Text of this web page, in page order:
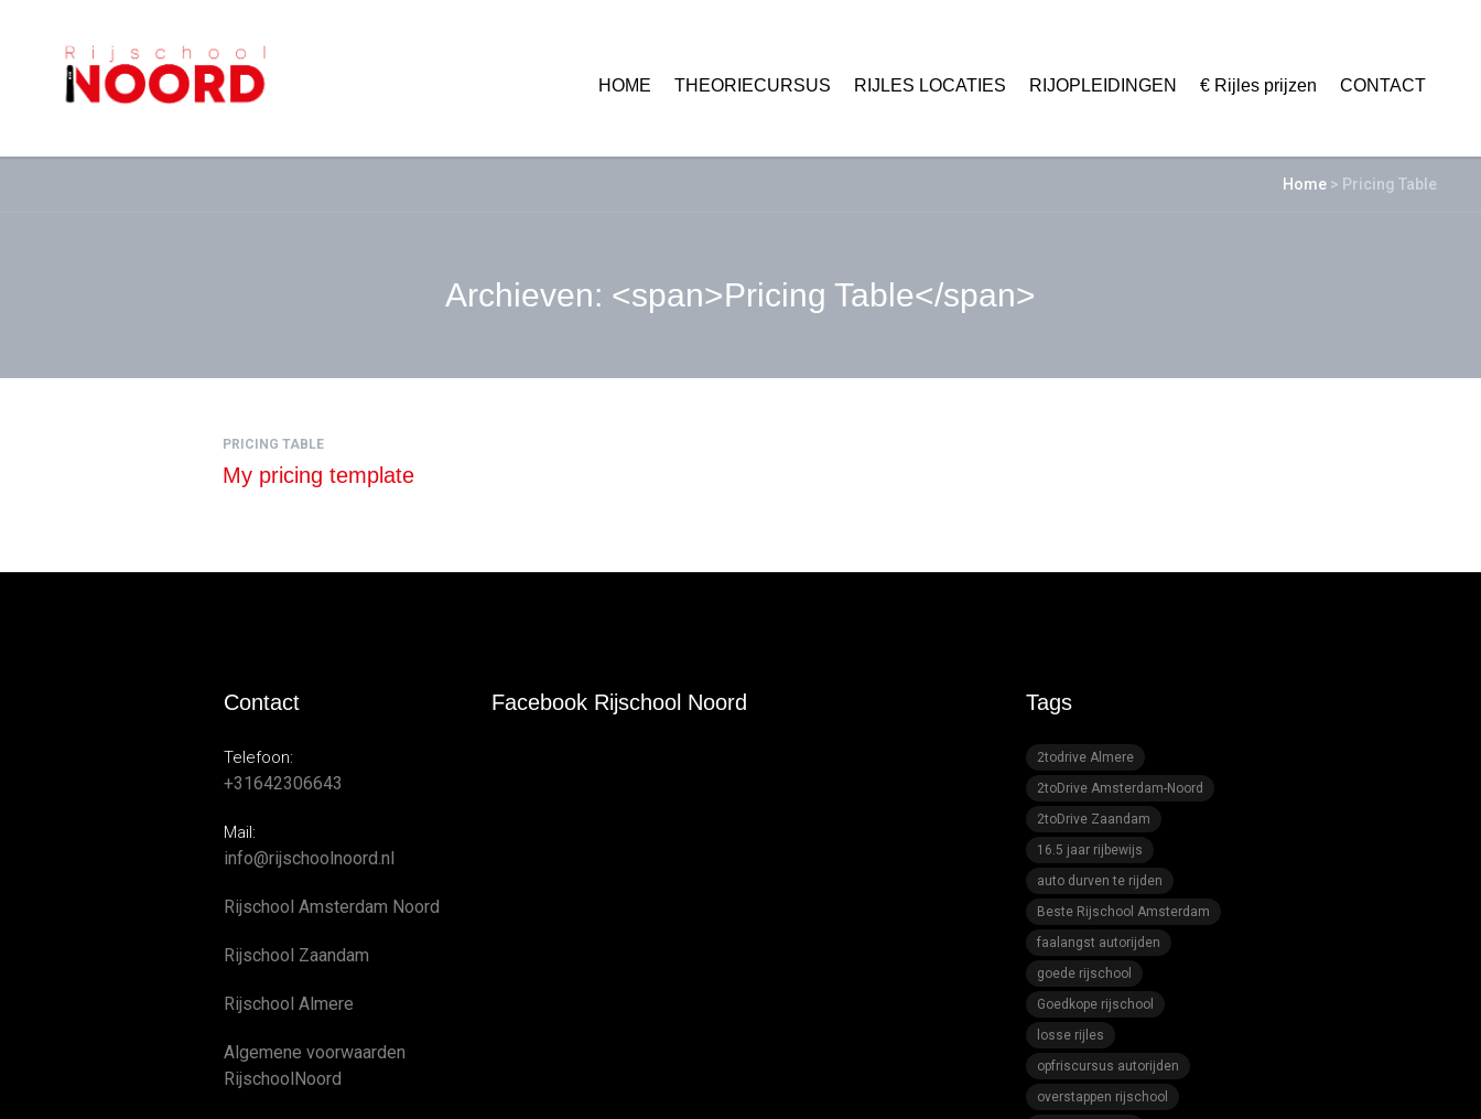
HOME THEORIECURSUS RIJLES LOCATIES RIJOPLEIDINGEN € Rijles prijzen CONTACT
Home > Pricing Table
Archieven: <span>Pricing Table</span>
PRICING TABLE
My pricing template
Contact
Telefoon:
+31642306643
Mail:
info@rijschoolnoord.nl
Rijschool Amsterdam Noord
Rijschool Zaandam
Rijschool Almere
Algemene voorwaarden
RijschoolNoord
Facebook Rijschool Noord Tags
2todrive Almere
2toDrive Amsterdam-Noord
2toDrive Zaandam
16.5 jaar rijbewijs
auto durven te rijden
Beste Rijschool Amsterdam
faalangst autorijden
goede rijschool
Goedkope rijschool
losse rijles
opfriscursus autorijden
overstappen rijschool